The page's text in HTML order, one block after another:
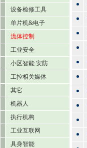
设备检修工具
单片机&电子
流体控制
工业安全
小区智能 安防
工控相关媒体
其它
机器人
执行机构
工业互联网
具身智能